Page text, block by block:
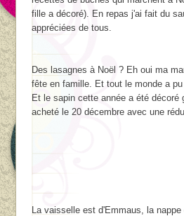
fille a décoré). En repas j'ai fait du
appréciées de tous.
Des lasagnes à Noël ? Eh oui ma
fête en famille. Et tout le monde a
Et le sapin cette année a été décoré
acheté le 20 décembre avec une
La vaisselle est d'Emmaus, la